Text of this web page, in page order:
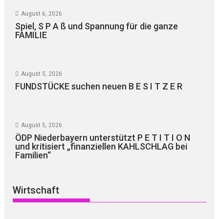
August 6, 2026
Spiel, S P A ß und Spannung für die ganze
FAMILIE
August 5, 2026
FUNDSTÜCKE suchen neuen B E S I T Z E R
August 5, 2026
ÖDP Niederbayern unterstützt P E T I T I O N
und kritisiert „finanziellen KAHLSCHLAG bei
Familien“
Wirtschaft